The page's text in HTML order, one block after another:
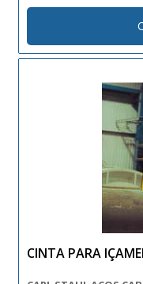
link abaixo e garanta
Para maiores
empresa responsável
CINTA PARA